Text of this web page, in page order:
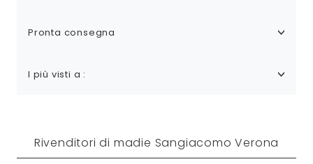
Pronta consegna
I più visti a :
Rivenditori di madie Sangiacomo Verona